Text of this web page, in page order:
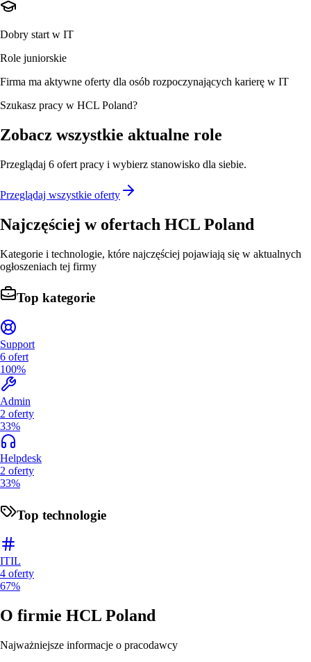
Dobry start w IT
Role juniorskie
Firma ma aktywne oferty dla osób rozpoczynających karierę w IT
Szukasz pracy w HCL Poland?
Zobacz wszystkie aktualne role
Przeglądaj 6 ofert pracy i wybierz stanowisko dla siebie.
Przeglądaj wszystkie oferty
Najczęściej w ofertach HCL Poland
Kategorie i technologie, które najczęściej pojawiają się w aktualnych
ogłoszeniach tej firmy
Top kategorie
Support
6 ofert
100%
Admin
2 oferty
33%
Helpdesk
2 oferty
33%
Top technologie
ITIL
4 oferty
67%
O firmie HCL Poland
Najważniejsze informacje o pracodawcy